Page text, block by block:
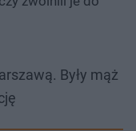
Były mąż